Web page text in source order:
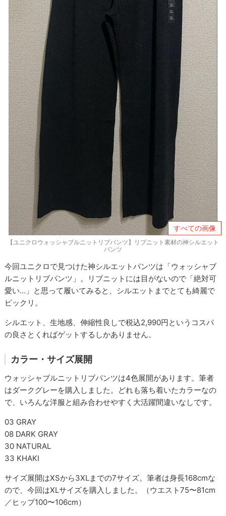
すべての画像
【ユニクロウォッシャブルニットリブパンツ】リブニット素材の神シルエット
パンツ
今回ユニクロで見つけた神シルエットパンツは「ウォッシャブ
ルニットリブパンツ」。リブニットには目がないので「絶対可
愛い…」と思って履いてみると、シルエットまでとても綺麗で
ビックリ。
シルエット、生地感、伸縮性良しで税込2,990円というコスパ
の良さとくればゲットするしかありません。
カラー・サイズ展開
ウォッシャブルニットリブパンツは4色展開があります。筆者
はダークグレーを購入しました。どれも落ち着いたカラーなの
で、いろんな洋服と組み合わせやすく大活躍間違いなしです。
03 GRAY
08 DARK GRAY
30 NATURAL
33 KHAKI
サイズ展開はXSから3XLまでの7サイズ。筆者は身長168cmな
ので、今回はXLサイズを購入しました。（ウエスト75〜81cm
／ヒップ100〜106cm）